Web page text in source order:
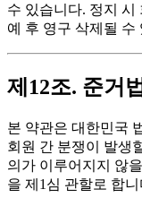
수 있습니다. 정지 시
예 후 영구 삭제될 수
제12조. 준거
본 약관은 대한민국
회원 간 분쟁이 발생
의가 이루어지지 않
을 제1심 관할로 합니